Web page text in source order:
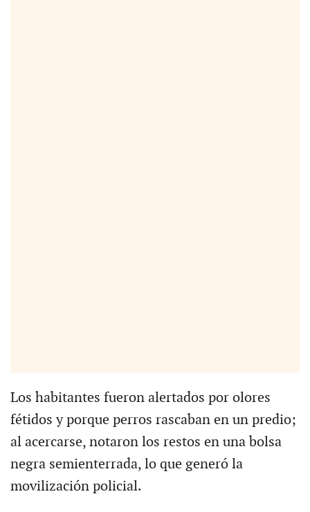
Los habitantes fueron alertados por olores
fétidos y porque perros rascaban en un predio;
al acercarse, notaron los restos en una bolsa
negra semienterrada, lo que generó la
movilización policial.